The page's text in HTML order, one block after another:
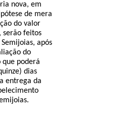
nova, em
de mera
do valor
serão feitos
Semijoias, após
do
que poderá
dias
entrega da
.